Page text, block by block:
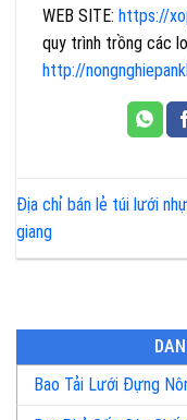
WEB SITE: https://
quy trình trồng các
http://
Địa chỉ bán lẻ túi lưới
giang
Bao Tải Lưới Đựng